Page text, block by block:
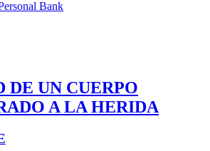
DE UN CUERPO
A LA HERIDA